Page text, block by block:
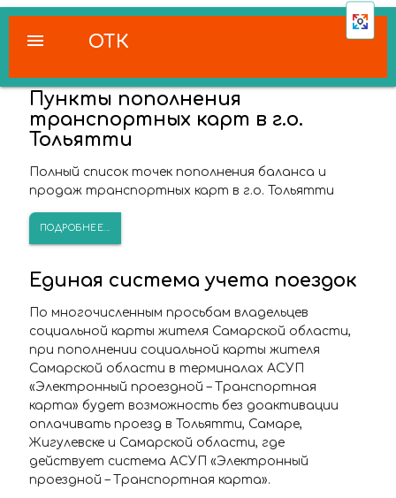
ОТК
menu
Пункты пополнения
транспортных карт в г.о.
Тольятти
Полный список точек пополнения баланса и
продаж транспортных карт в г.о. Тольятти
ПОДРОБНЕЕ...
Единая система учета поездок
По многочисленным просьбам владельцев
социальной карты жителя Самарской области,
при пополнении социальной карты жителя
Самарской области в терминалах АСУП
«Электронный проездной – Транспортная
карта» будет возможность без доактивации
оплачивать проезд в Тольятти, Самаре,
Жигулевске и Самарской области, где
действует система АСУП «Электронный
проездной – Транспортная карта».